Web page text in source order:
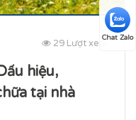
29 Lượt xem
hiệu,
tại nhà
Chat Zalo